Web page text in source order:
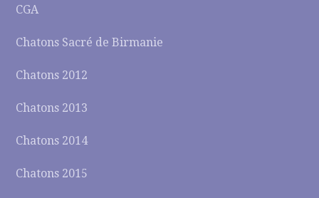
CGA
Chatons Sacré de Birmanie
Chatons 2012
Chatons 2013
Chatons 2014
Chatons 2015